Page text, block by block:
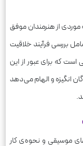
از هنرمندان موفق
بررسی فرآیند خلاقیت
که برای عبور از این
انگیزه و الهام می‌دهد
موسیقی و نحوه‌ی کار